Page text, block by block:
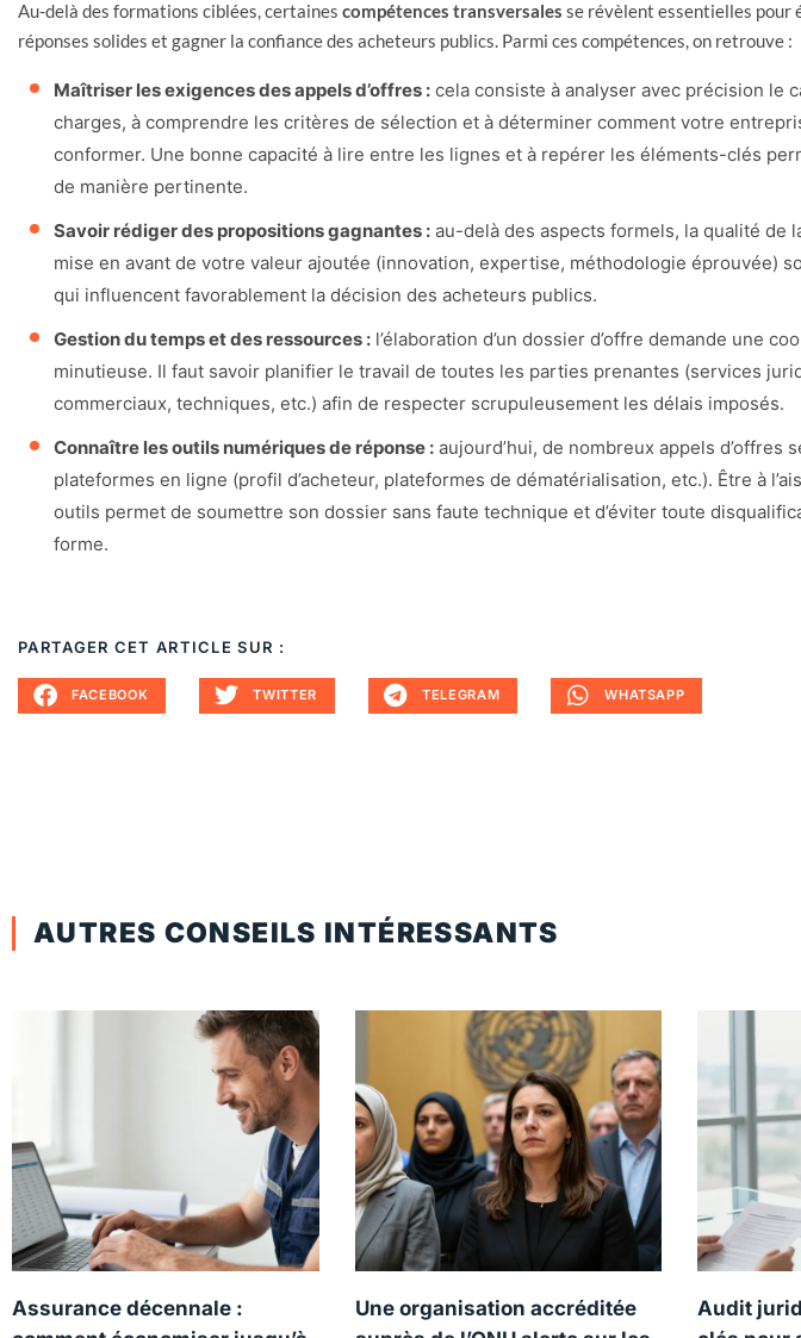
Au-delà des formations ciblées, certaines compétences transversales se révèlent essentielles pour
réponses solides et gagner la confiance des acheteurs publics. Parmi ces compétences, on retrouve :
Maîtriser les exigences des appels d’offres : cela consiste à analyser avec précision le
charges, à comprendre les critères de sélection et à déterminer comment votre
conformer. Une bonne capacité à lire entre les lignes et à repérer les éléments-clés
de manière pertinente.
Savoir rédiger des propositions gagnantes : au-delà des aspects formels, la qualité de
mise en avant de votre valeur ajoutée (innovation, expertise, méthodologie éprouvée)
qui influencent favorablement la décision des acheteurs publics.
Gestion du temps et des ressources : l’élaboration d’un dossier d’offre demande une
minutieuse. Il faut savoir planifier le travail de toutes les parties prenantes (services
commerciaux, techniques, etc.) afin de respecter scrupuleusement les délais imposés.
Connaître les outils numériques de réponse : aujourd’hui, de nombreux appels d’offres
plateformes en ligne (profil d’acheteur, plateformes de dématérialisation, etc.). Être à
outils permet de soumettre son dossier sans faute technique et d’éviter toute
forme.
PARTAGER CET ARTICLE SUR :
FACEBOOK TWITTER TELEGRAM WHATSAPP
AUTRES CONSEILS INTÉRESSANTS
Assurance décennale :
Une organisation accréditée
Audit